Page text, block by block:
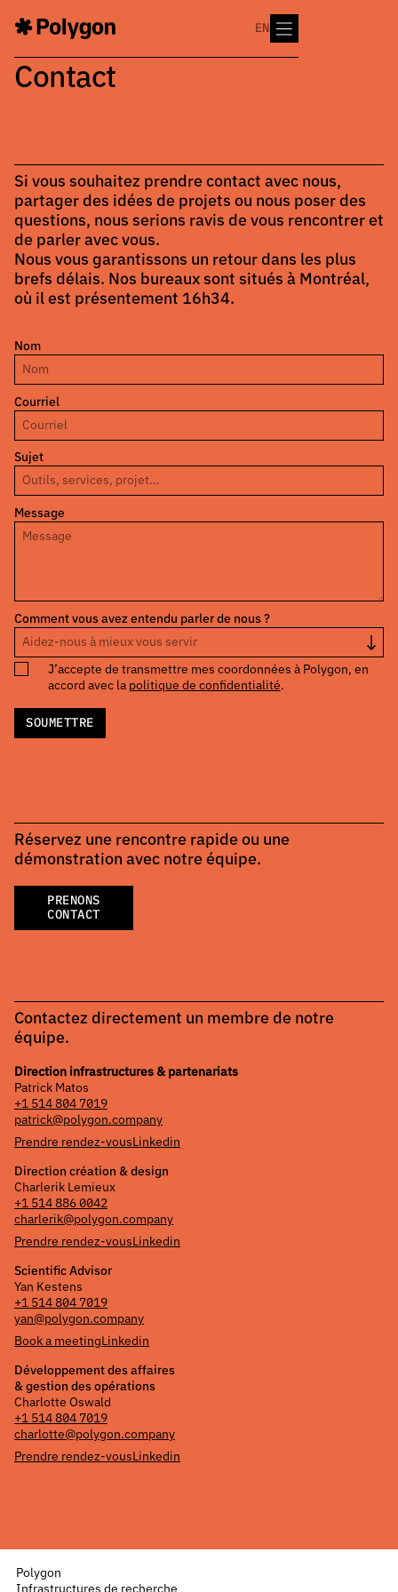
EN
Contact
Si vous souhaitez prendre contact avec nous,
partager des idées de projets ou nous poser des
questions, nous serions ravis de vous rencontrer et
de parler avec vous.
Nous vous garantissons un retour dans les plus
brefs délais. Nos bureaux sont situés à Montréal,
où il est présentement 16h34.
Nom
Courriel
Sujet
Message
Comment vous avez entendu parler de nous ?
J’accepte de transmettre mes coordonnées à Polygon, en
accord avec la politique de confidentialité.
Réservez une rencontre rapide ou une
démonstration avec notre équipe.
PRENONS
CONTACT
Contactez directement un membre de notre
équipe.
Direction infrastructures & partenariats
Patrick Matos
+1 514 804 7019
patrick@polygon.company
Prendre rendez-vousLinkedin
Direction création & design
Charlerik Lemieux
+1 514 886 0042
charlerik@polygon.company
Prendre rendez-vousLinkedin
Scientific Advisor
Yan Kestens
+1 514 804 7019
yan@polygon.company
Book a meetingLinkedin
Développement des affaires
& gestion des opérations
Charlotte Oswald
+1 514 804 7019
charlotte@polygon.company
Prendre rendez-vousLinkedin
Polygon
Infrastructures de recherche